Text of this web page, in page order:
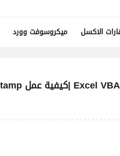
الاكسل ميكروسوفت وورد